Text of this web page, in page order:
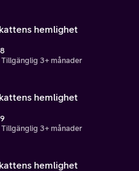
hemlighet
Tillgänglig 3+ månader
hemlighet
Tillgänglig 3+ månader
hemlighet